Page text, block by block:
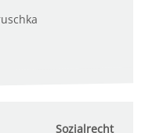
Sozialrecht